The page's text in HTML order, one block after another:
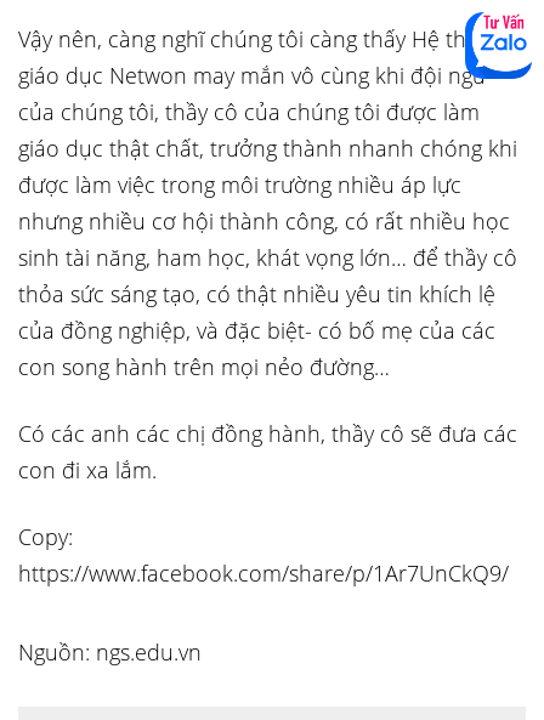
Vậy nên, càng nghĩ chúng tôi càng thấy Hệ thống
giáo dục Netwon may mắn vô cùng khi đội ngũ
của chúng tôi, thầy cô của chúng tôi được làm
giáo dục thật chất, trưởng thành nhanh chóng khi
được làm việc trong môi trường nhiều áp lực
nhưng nhiều cơ hội thành công, có rất nhiều học
sinh tài năng, ham học, khát vọng lớn… để thầy cô
thỏa sức sáng tạo, có thật nhiều yêu tin khích lệ
của đồng nghiệp, và đặc biệt- có bố mẹ của các
con song hành trên mọi nẻo đường…
Có các anh các chị đồng hành, thầy cô sẽ đưa các
con đi xa lắm.
Copy:
https://www.facebook.com/share/p/1Ar7UnCkQ9/
Nguồn: ngs.edu.vn